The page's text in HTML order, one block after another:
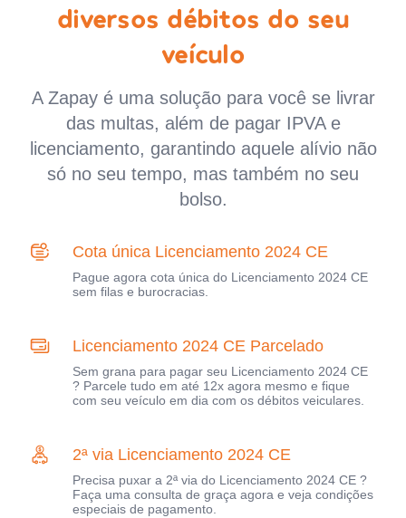
diversos débitos do seu
veículo
A Zapay é uma solução para você se livrar
das multas, além de pagar IPVA e
licenciamento, garantindo aquele alívio não
só no seu tempo, mas também no seu
bolso.
Cota única Licenciamento 2024 CE
Pague agora cota única do Licenciamento 2024 CE
sem filas e burocracias.
Licenciamento 2024 CE Parcelado
Sem grana para pagar seu Licenciamento 2024 CE
? Parcele tudo em até 12x agora mesmo e fique
com seu veículo em dia com os débitos veiculares.
2ª via Licenciamento 2024 CE
Precisa puxar a 2ª via do Licenciamento 2024 CE ?
Faça uma consulta de graça agora e veja condições
especiais de pagamento.